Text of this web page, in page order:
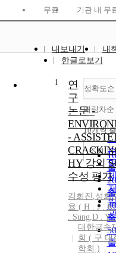
무료 기관 내 무
내보내기
내
한글로보기
정확도순
내림차순
10개씩
조회
1
연
구
논문 -
-
HY 강의
수성 평가
김희진 ,성희
율 ( H . J.
. Sung,D . Y
대한금속
회 ( 구 대
학회 )